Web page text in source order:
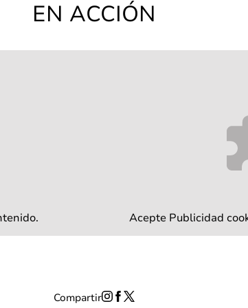
EN ACCIÓN
Acepte Publicidad
Compartir